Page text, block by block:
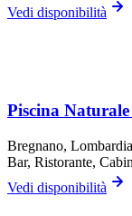
Vedi disponibilità
Piscina
Bregnano, Lombardia
Bar, Ristorante,
Vedi disponibilità